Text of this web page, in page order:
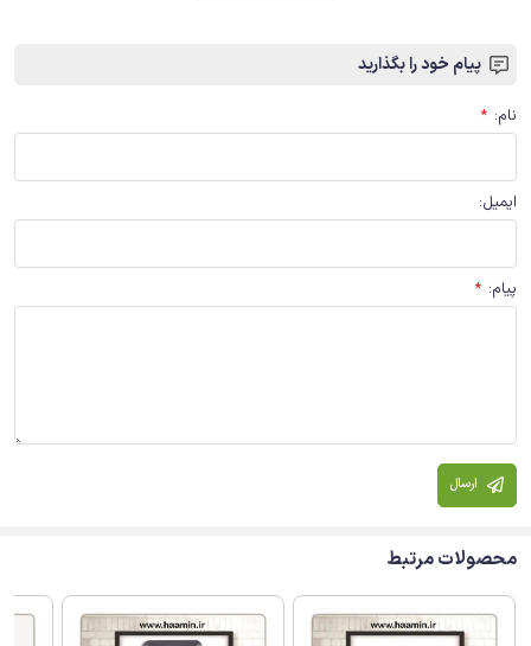
پیام خود را بگذارید
نام:
*
ایمیل:
پیام:
*
ارسال
محصولات مرتبط